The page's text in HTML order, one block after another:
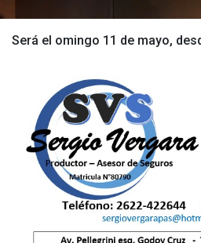
Será el omingo 11 de mayo,